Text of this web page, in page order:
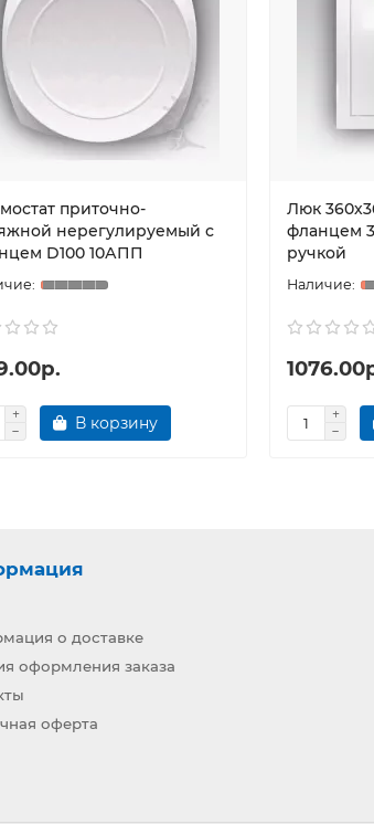
приточно-
нерегулируемый с
D100 10АПП
В корзину
Люк
фланцем
ручкой
о доставке
оформления заказа
оферта